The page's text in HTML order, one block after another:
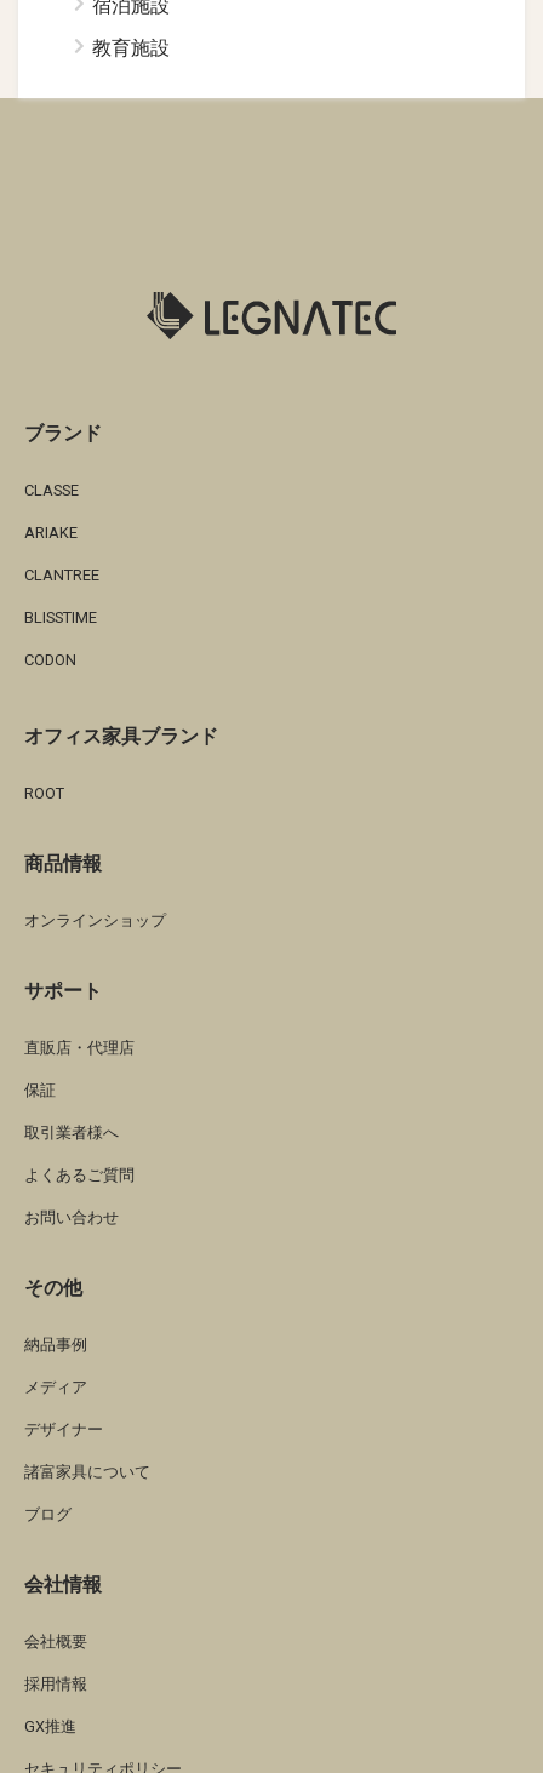
教育施設
ブランド
CLASSE
ARIAKE
CLANTREE
BLISSTIME
CODON
オフィス家具ブランド
ROOT
商品情報
オンラインショップ
サポート
直販店・代理店
保証
取引業者様へ
よくあるご質問
お問い合わせ
その他
納品事例
メディア
デザイナー
諸富家具について
ブログ
会社情報
会社概要
採用情報
GX推進
セキュリティポリシー